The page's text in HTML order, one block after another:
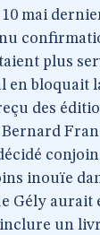
mai
plus
en bloquait
des
Bernard
inouïe
Gély aurait
un